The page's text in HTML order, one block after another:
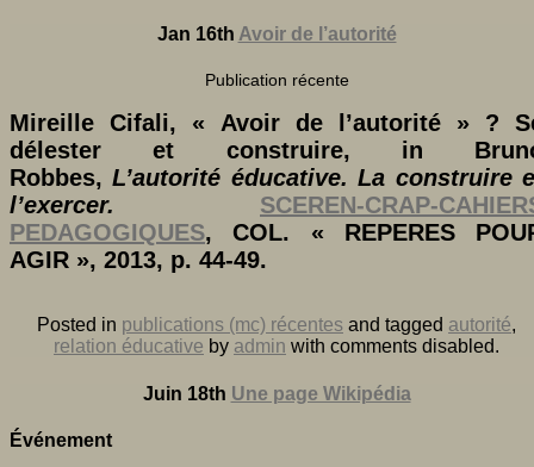
Jan 16th Avoir de l’autorité
Publication récente
Mireille Cifali, « Avoir de l’autorité » ?
délester et construire, in
Robbes, L’autorité éducative. La construire
l’exercer.
SCEREN-CRAP-
PEDAGOGIQUES, COL. « REPERES
AGIR », 2013, p. 44-49.
Posted in publications (mc) récentes and tagged autorité,
relation éducative by admin with comments disabled.
Juin 18th Une page Wikipédia
Événement